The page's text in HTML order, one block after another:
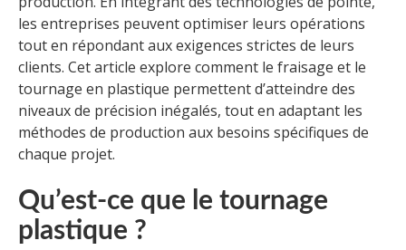
les entreprises peuvent optimiser leurs opérations
tout en répondant aux exigences strictes de leurs
clients. Cet article explore comment le fraisage et le
tournage en plastique permettent d’atteindre des
niveaux de précision inégalés, tout en adaptant les
méthodes de production aux besoins spécifiques de
chaque projet.
Qu’est-ce que le tournage
plastique ?